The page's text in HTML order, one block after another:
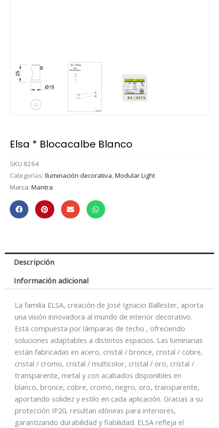
Elsa * Blocacalbe Blanco
SKU 8264
Categorías: Iluminación decorativa,Modular Light
Marca: Mantra
Descripción
Información adicional
La familia ELSA, creación de José Ignacio Ballester, aporta
una visión innovadora al mundo de interior decorativo.
Está compuesta por lámparas de techo , ofreciendo
soluciones adaptables a distintos espacios. Las luminarias
están fabricadas en acero, cristal / bronce, cristal / cobre,
cristal / cromo, cristal / multicolor, cristal / oro, cristal /
transparente, metal y con acabados disponibles en
blanco, bronce, cobre, cromo, negro, oro, transparente,
aportando solidez y estilo en cada aplicación. Gracias a su
protección IP20, resultan idóneas para interiores,
garantizando durabilidad y fiabilidad. ELSA refleja el